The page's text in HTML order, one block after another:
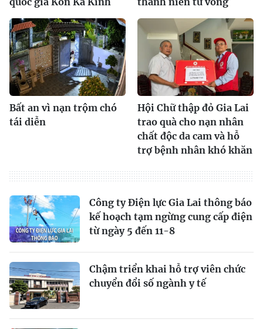
Bất an vì nạn trộm chó
tái diễn
Hội Chữ thập đỏ Gia Lai
trao quà cho nạn nhân
chất độc da cam và hỗ
trợ bệnh nhân khó khăn
Công ty Điện lực Gia Lai thông báo
kế hoạch tạm ngừng cung cấp điện
từ ngày 5 đến 11-8
Chậm triển khai hỗ trợ viên chức
chuyển đổi số ngành y tế